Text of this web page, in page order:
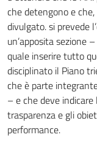
che detengono e
divulgato. si prevede
un’apposita sezione
quale inserire tutto
disciplinato il Piano
che è parte
– e che deve
trasparenza e gli
performance.